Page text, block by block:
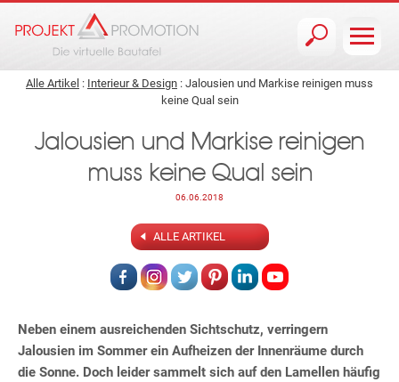
Alle Artikel : Interieur & Design : Jalousien und Markise reinigen muss
keine Qual sein
Jalousien und Markise reinigen
muss keine Qual sein
06.06.2018
ALLE ARTIKEL
Neben einem ausreichenden Sichtschutz, verringern
Jalousien im Sommer ein Aufheizen der Innenräume durch
die Sonne. Doch leider sammelt sich auf den Lamellen häufig